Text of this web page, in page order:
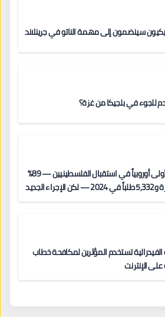
سينضمون إلى مهمة الناتو في جرينلاند
للجوء في بلجيكا من غزة؟
بلجيكا: الأولى أوروبياً في استقبال الفلسطينيين — 89%
قبول لغزة و5,332 طلباً في 2024 — لكن الإجراء الجديد
تستخدم المؤثرين لمكافحة خطاب
الإنترنت